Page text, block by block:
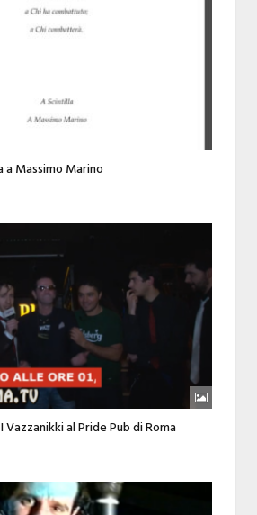
Massimo Marino
Vazzanikki al Pride Pub di Roma